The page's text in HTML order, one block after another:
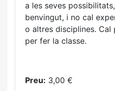
a les seves
benvingut, i no cal
o altres disciplines.
per fer la classe.
Preu: 3,00 €